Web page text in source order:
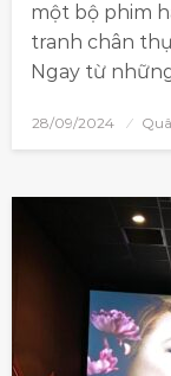
một bộ phim
tranh chân
Ngay từ
28/09/2024